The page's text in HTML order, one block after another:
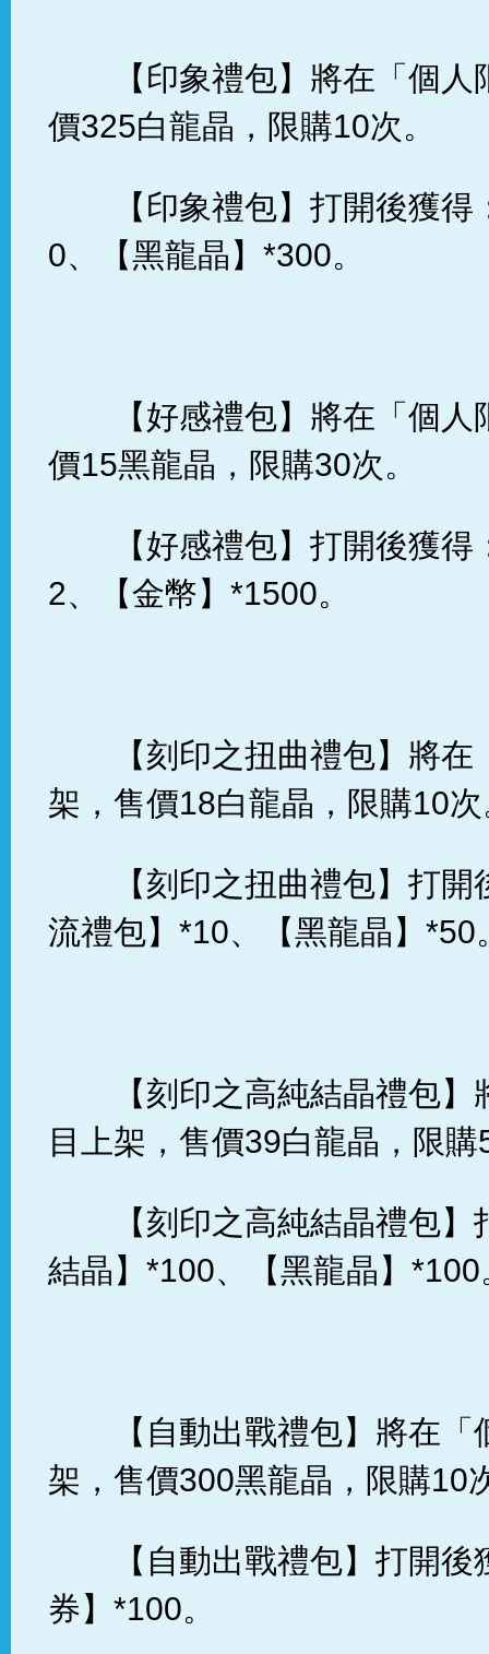
【印象禮包】將在「個
價325白龍晶，限購10次。
【印象禮包】打開後獲
0、【黑龍晶】*300。
【好感禮包】將在「個
價15黑龍晶，限購30次。
【好感禮包】打開後獲
2、【金幣】*1500。
【刻印之扭曲禮包】將
架，售價18白龍晶，限購10
【刻印之扭曲禮包】打
流禮包】*10、【黑龍晶】*50
【刻印之高純結晶禮包
目上架，售價39白龍晶，限購
【刻印之高純結晶禮包
結晶】*100、【黑龍晶】*100
【自動出戰禮包】將在
架，售價300黑龍晶，限購10
【自動出戰禮包】打開
券】*100。